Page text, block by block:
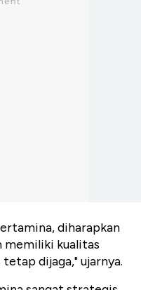
diharapkan
memiliki kualitas
dijaga," ujarnya.